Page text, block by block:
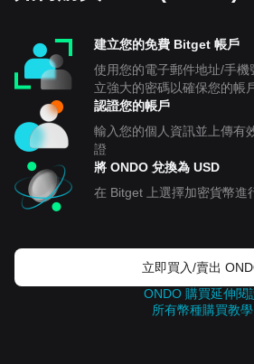
建立您的免費 Bitget 帳戶
使用您的電子郵件地址/手
立強大的密碼以確保您的帳
認證您的帳戶
輸入您的個人資訊並上傳有
證
將 ONDO 兌換為 USD
在 Bitget 上選擇加密貨幣進
立即買入/賣出
ONDO 購買延伸閱
所有幣種購買教學